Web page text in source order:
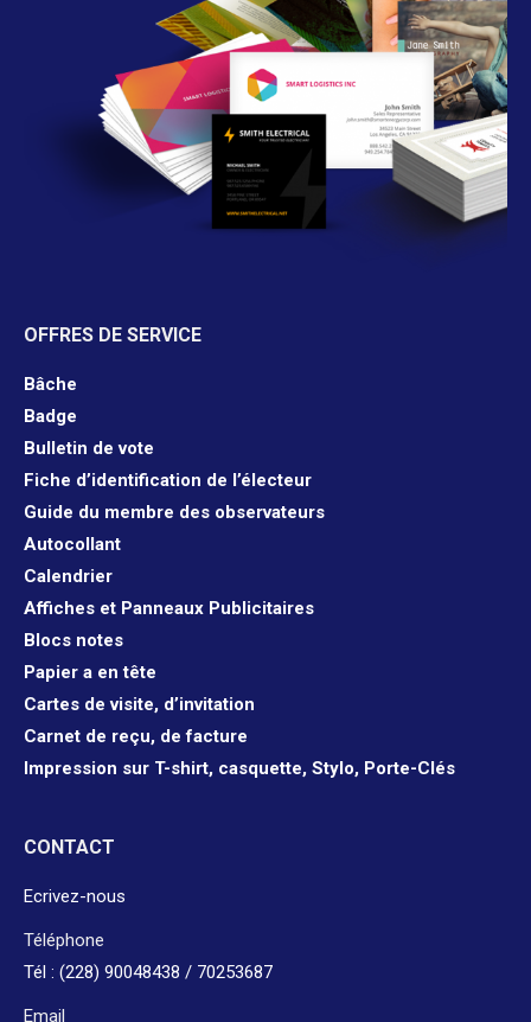
OFFRES DE SERVICE
Bâche
Badge
Bulletin de vote
Fiche d’identification de l’électeur
Guide du membre des observateurs
Autocollant
Calendrier
Affiches et Panneaux Publicitaires
Blocs notes
Papier a en tête
Cartes de visite, d’invitation
Carnet de reçu, de facture
Impression sur T-shirt, casquette, Stylo, Porte-Clés
CONTACT
Ecrivez-nous
Téléphone
Tél : (228) 90048438 / 70253687
Email